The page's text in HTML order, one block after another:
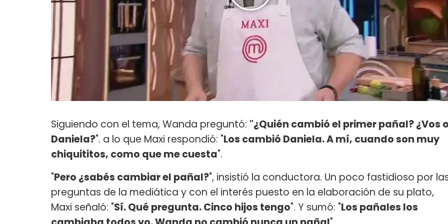
Siguiendo con el tema, Wanda preguntó: "¿Quién cambió el primer pañal? ¿Vos
Daniela?". a lo que Maxi respondió: "Los cambió Daniela. A mí, cuando son muy
chiquititos, como que me cuesta".
"Pero ¿sabés cambiar el pañal?", insistió la conductora. Un poco fastidioso por
preguntas de la mediática y con el interés puesto en la elaboración de su plato,
Maxi señaló: "Sí. Qué pregunta. Cinco hijos tengo". Y sumó: "Los pañales los